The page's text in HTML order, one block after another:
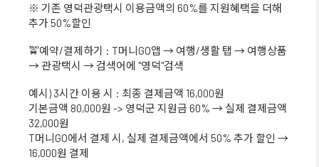
※ 기존 영덕관광택시 이용금액의 60%를 지원혜택을 더해
추가 50%할인
🚖예약/결제하기 : T머니GO앱 → 여행/생활 탭 → 여행상품
→ 관광택시 → 검색어에 "영덕"검색
예시) 3시간 이용 시 : 최종 결제금액 16,000원
기본금액 80,000원 -> 영덕군 지원금 60% → 실제 결제금액
32,000원
T머니GO에서 결제 시, 실제 결제금액에서 50% 추가 할인 →
16,000원 결제